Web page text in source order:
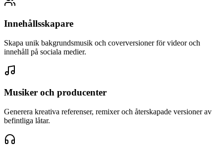
Innehållsskapare
Skapa unik bakgrundsmusik och coverversioner för videor och
innehåll på sociala medier.
Musiker och producenter
Generera kreativa referenser, remixer och återskapade versioner av
befintliga låtar.